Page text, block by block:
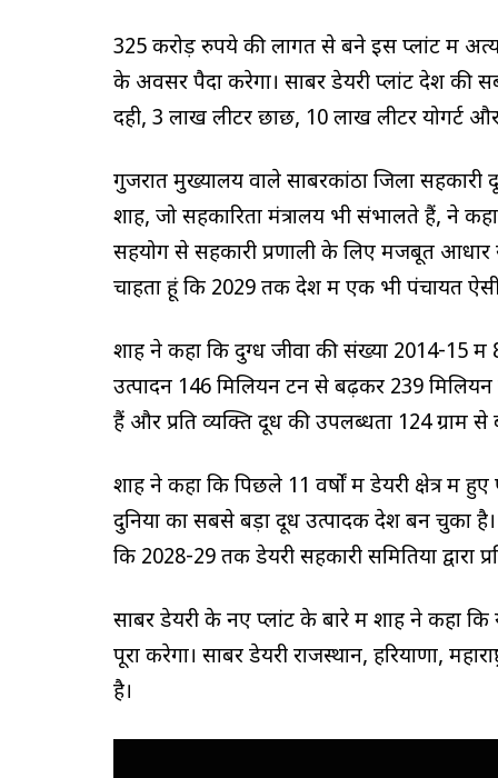
325 करोड़ रुपये की लागत से बने इस प्लांट में
के अवसर पैदा करेगा। साबर डेयरी प्लांट देश की
दही, 3 लाख लीटर छाछ, 10 लाख लीटर योगर्ट और
गुजरात मुख्यालय वाले साबरकांठा जिला सहकारी
शाह, जो सहकारिता मंत्रालय भी संभालते हैं, ने
सहयोग से सहकारी प्रणाली के लिए मजबूत
चाहता हूं कि 2029 तक देश में एक भी पंचायत ऐसी
शाह ने कहा कि दुग्ध जीवों की संख्या 2014-15
उत्पादन 146 मिलियन टन से बढ़कर 239
हैं और प्रति व्यक्ति दूध की उपलब्धता 124 ग्राम से
शाह ने कहा कि पिछले 11 वर्षों में डेयरी क्षेत्र में
दुनिया का सबसे बड़ा दूध उत्पादक देश बन चुका
कि 2028-29 तक डेयरी सहकारी समितियों द्वारा
साबर डेयरी के नए प्लांट के बारे में शाह ने कहा कि
पूरा करेगा। साबर डेयरी राजस्थान, हरियाणा,
है।